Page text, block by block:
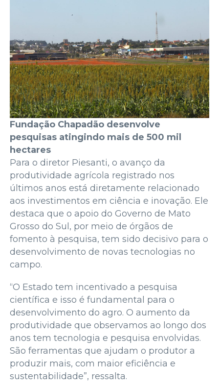
Fundação Chapadão desenvolve
pesquisas atingindo mais de 500 mil
hectares
Para o diretor Piesanti, o avanço da
produtividade agrícola registrado nos
últimos anos está diretamente relacionado
aos investimentos em ciência e inovação. Ele
destaca que o apoio do Governo de Mato
Grosso do Sul, por meio de órgãos de
fomento à pesquisa, tem sido decisivo para o
desenvolvimento de novas tecnologias no
campo.
“O Estado tem incentivado a pesquisa
científica e isso é fundamental para o
desenvolvimento do agro. O aumento da
produtividade que observamos ao longo dos
anos tem tecnologia e pesquisa envolvidas.
São ferramentas que ajudam o produtor a
produzir mais, com maior eficiência e
sustentabilidade”, ressalta.